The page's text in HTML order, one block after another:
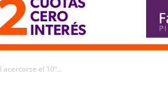
el 10º...